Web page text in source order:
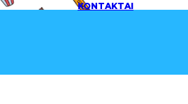
KONTAKTAI